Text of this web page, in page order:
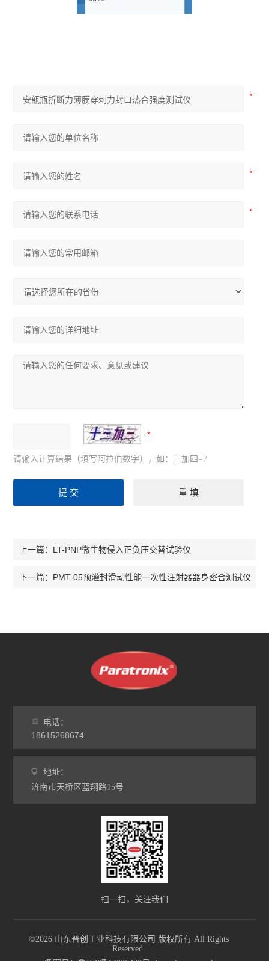
请输入计算结果（填写阿拉伯数字），如：三加四=7
上一篇： LT-PNP微生物侵入正负压交替试验仪
下一篇： PMT-05预灌封滑动性能一次性注射器器身密合测试仪
电话：
18615268674
地址：
济南市天桥区蓝翔路15号
扫一扫，关注我们
©2026 山东普创工业科技有限公司 版权所有 All Rights
Reserved.